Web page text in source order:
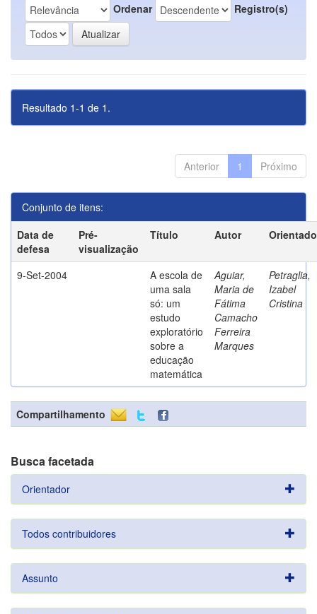
Ordenar Registro(s)
Resultado 1-1 de 1.
Anterior 1 Próximo
Conjunto de itens:
Data de
defesa
Pré-
visualização
Título Autor
9-Set-2004
A escola de
uma sala
só: um
estudo
exploratório
sobre a
educação
matemática
Aguiar,
Maria de
Fátima
Camacho
Ferreira
Marques
Petraglia,
Izabel
Cristina
Compartilhamento
Busca facetada
Orientador
Todos contribuidores
Assunto